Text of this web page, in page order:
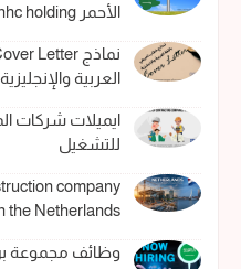
الأحمر nhc holding
العربية والإنجليزية
ايميلات شركات
للتشغيل
company
the Netherlands